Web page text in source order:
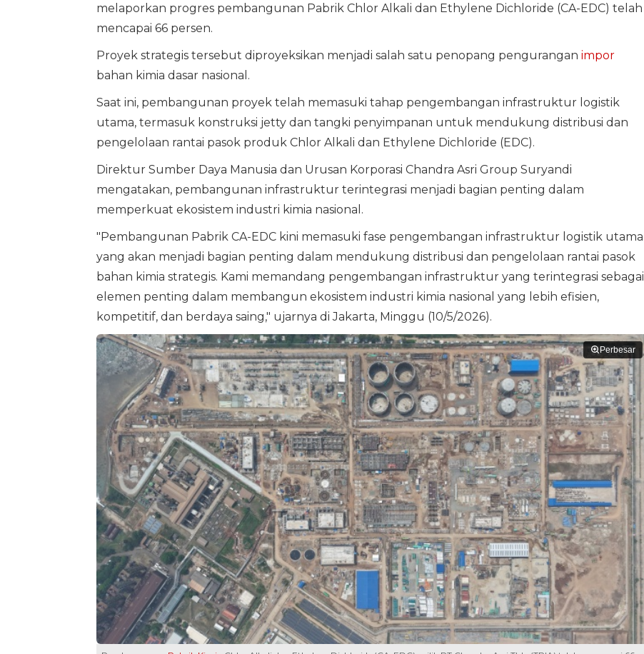
melaporkan progres pembangunan Pabrik Chlor Alkali dan Ethylene Dichloride (CA-EDC) telah
mencapai 66 persen.
Proyek strategis tersebut diproyeksikan menjadi salah satu penopang pengurangan impor
bahan kimia dasar nasional.
Saat ini, pembangunan proyek telah memasuki tahap pengembangan infrastruktur logistik
utama, termasuk konstruksi jetty dan tangki penyimpanan untuk mendukung distribusi dan
pengelolaan rantai pasok produk Chlor Alkali dan Ethylene Dichloride (EDC).
Direktur Sumber Daya Manusia dan Urusan Korporasi Chandra Asri Group Suryandi
mengatakan, pembangunan infrastruktur terintegrasi menjadi bagian penting dalam
memperkuat ekosistem industri kimia nasional.
"Pembangunan Pabrik CA-EDC kini memasuki fase pengembangan infrastruktur logistik utama
yang akan menjadi bagian penting dalam mendukung distribusi dan pengelolaan rantai pasok
bahan kimia strategis. Kami memandang pengembangan infrastruktur yang terintegrasi sebagai
elemen penting dalam membangun ekosistem industri kimia nasional yang lebih efisien,
kompetitif, dan berdaya saing," ujarnya di Jakarta, Minggu (10/5/2026).
Perbesar